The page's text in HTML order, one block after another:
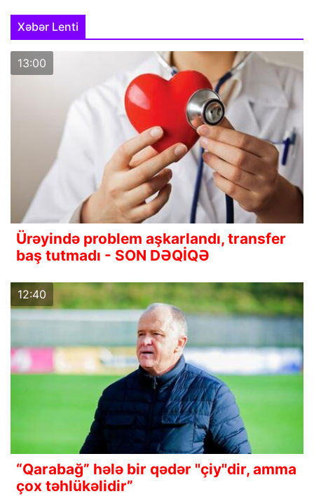
Xəbər Lenti
13:00
Ürəyində problem aşkarlandı, transfer
baş tutmadı - SON DƏQİQƏ
12:40
“Qarabağ” hələ bir qədər "çiy"dir, amma
çox təhlükəlidir”